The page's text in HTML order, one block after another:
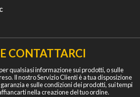
CONTATTARCI
qualsiasi informazione sui prodotti, o sulle
Il nostro Servizio Clienti è a tua disposizione
e sulle condizioni dei prodotti, sui tempi
nella creazione del tuo ordine.